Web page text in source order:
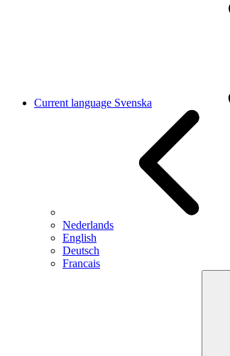
Current language Svenska
Nederlands
English
Deutsch
Francais